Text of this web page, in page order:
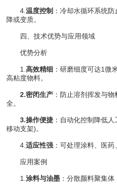
4.温度控制 ：冷却水循环系统
降或变质。
四、技术优势与应用领域
优势分析
1.高效精细 ：研磨细度可达1微
高粘度物料。
2.密闭生产 ：防止溶剂挥发与
全。
3.操作便捷 ：自动化控制降低
移动支架)。
4.适应性强 ：可处理涂料、医
应用案例
1.涂料与油墨 ：分散颜料聚集体